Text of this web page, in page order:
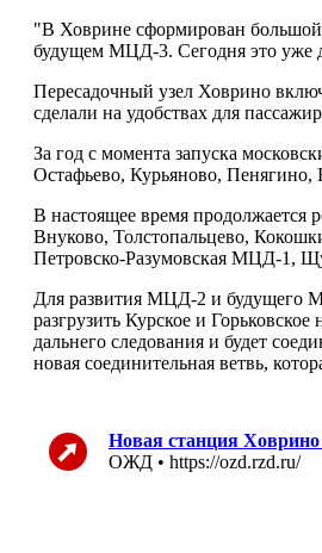
"В Ховрине сформирован большой
будущем МЦД-3. Сегодня это уже
Пересадочный узел Ховрино
сделали на удобствах для
За год с момента запуска
Остафьево, Курьяново,
В настоящее время продолжается
Внуково, Толстопальцево,
Петровско-Разумовская МЦД-1,
Для развития МЦД-2 и будущего
разгрузить Курское и
дальнего следования и будет
новая соединительная ветвь,
Новая станция
ОЖД • https://ozd.rzd.ru/